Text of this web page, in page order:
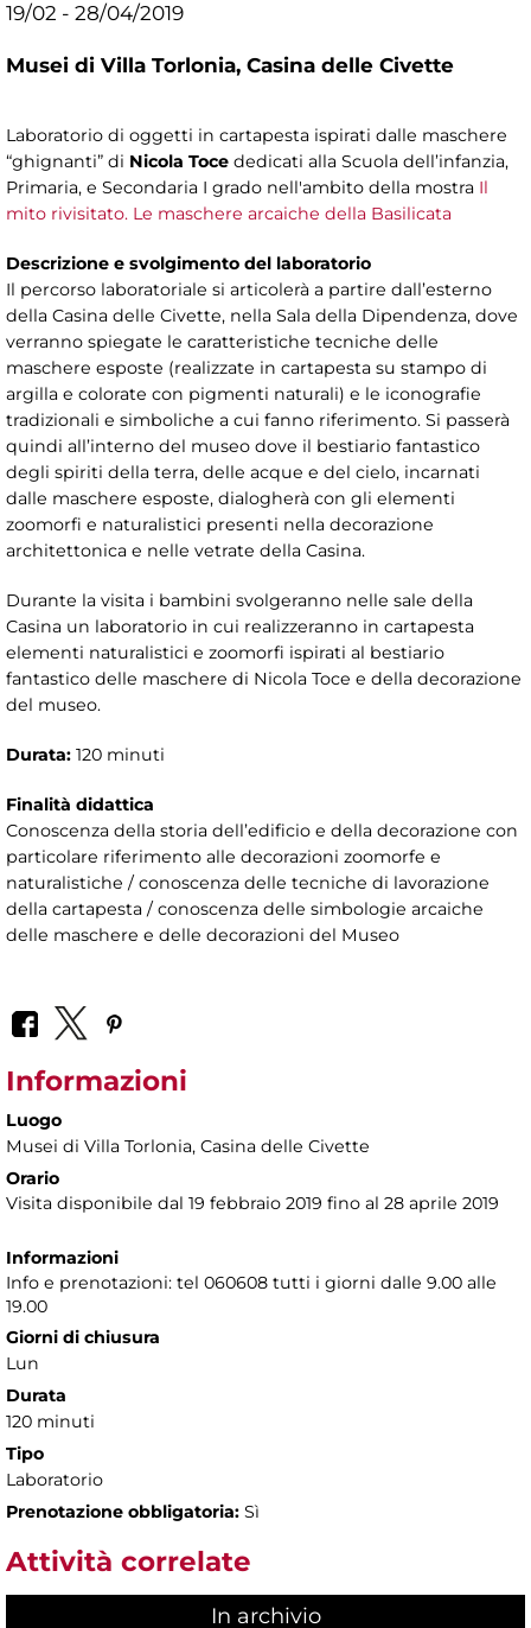
19/02 - 28/04/2019
Musei di Villa Torlonia, Casina delle Civette
Laboratorio di oggetti in cartapesta ispirati dalle maschere
“ghignanti” di Nicola Toce dedicati alla Scuola dell’infanzia,
Primaria, e Secondaria I grado nell'ambito della mostra Il
mito rivisitato. Le maschere arcaiche della Basilicata
Descrizione e svolgimento del laboratorio
Il percorso laboratoriale si articolerà a partire dall’esterno
della Casina delle Civette, nella Sala della Dipendenza, dove
verranno spiegate le caratteristiche tecniche delle
maschere esposte (realizzate in cartapesta su stampo di
argilla e colorate con pigmenti naturali) e le iconografie
tradizionali e simboliche a cui fanno riferimento. Si passerà
quindi all’interno del museo dove il bestiario fantastico
degli spiriti della terra, delle acque e del cielo, incarnati
dalle maschere esposte, dialogherà con gli elementi
zoomorfi e naturalistici presenti nella decorazione
architettonica e nelle vetrate della Casina.
Durante la visita i bambini svolgeranno nelle sale della
Casina un laboratorio in cui realizzeranno in cartapesta
elementi naturalistici e zoomorfi ispirati al bestiario
fantastico delle maschere di Nicola Toce e della decorazione
del museo.
Durata: 120 minuti
Finalità didattica
Conoscenza della storia dell’edificio e della decorazione con
particolare riferimento alle decorazioni zoomorfe e
naturalistiche / conoscenza delle tecniche di lavorazione
della cartapesta / conoscenza delle simbologie arcaiche
delle maschere e delle decorazioni del Museo
Informazioni
Luogo
Musei di Villa Torlonia, Casina delle Civette
Orario
Visita disponibile dal 19 febbraio 2019 fino al 28 aprile 2019
Informazioni
Info e prenotazioni: tel 060608 tutti i giorni dalle 9.00 alle
19.00
Giorni di chiusura
Lun
Durata
120 minuti
Tipo
Laboratorio
Prenotazione obbligatoria: Sì
Attività correlate
In archivio